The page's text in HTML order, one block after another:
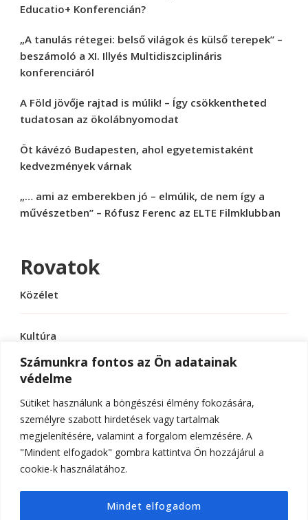
Számunkra fontos az Ön adatainak
védelme
Sütiket használunk a böngészési élmény fokozására,
személyre szabott hirdetések vagy tartalmak
megjelenítésére, valamint a forgalom elemzésére. A
"Mindent elfogadok" gombra kattintva Ön hozzájárul a
cookie-k használatához.
Mindet elfogadom
Educatio+ Konferencián?
„A tanulás rétegei: belső világok és külső terepek” –
beszámoló a XI. Illyés Multidiszciplináris
konferenciáról
A Föld jövője rajtad is múlik! – Így csökkentheted
tudatosan az ökolábnyomodat
Öt kávézó Budapesten, ahol egyetemistaként
kedvezmények várnak
„… ami az emberekben jó – elmúlik, de nem így a
művészetben” – Rófusz Ferenc az ELTE Filmklubban
Rovatok
Közélet
Kultúra
Sport
Tudomány
© Szerzői jog 2026ELTE Online